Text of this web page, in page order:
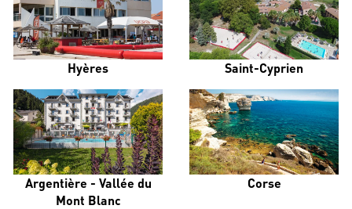
Hyères Saint-Cyprien
Argentière - Vallée du
Mont Blanc
Corse